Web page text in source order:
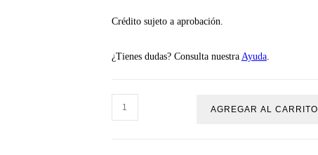
Crédito sujeto a aprobación.
¿Tienes dudas? Consulta nuestra Ayuda.
AGREGAR AL CARRITO